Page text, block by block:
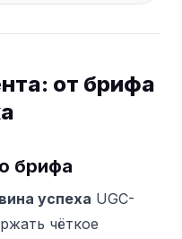
от брифа
брифа
успеха UGC-
чёткое